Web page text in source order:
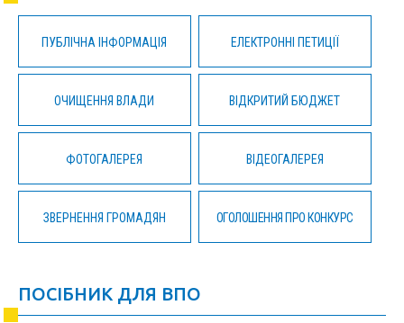
ПУБЛІЧНА ІНФОРМАЦІЯ ЕЛЕКТРОННІ ПЕТИЦІЇ
ОЧИЩЕННЯ ВЛАДИ ВІДКРИТИЙ БЮДЖЕТ
ФОТОГАЛЕРЕЯ ВІДЕОГАЛЕРЕЯ
ЗВЕРНЕННЯ ГРОМАДЯН ОГОЛОШЕННЯ ПРО КОНКУРС
ПОСІБНИК ДЛЯ ВПО